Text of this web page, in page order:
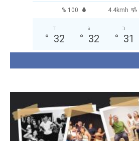
100 % 4.4kmh
ב
31
°
ג
32
°
ד
32
°